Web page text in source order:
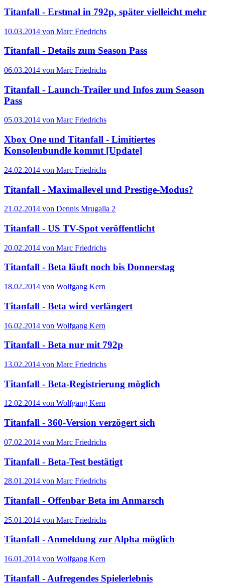
Titanfall - Erstmal in 792p, später vielleicht mehr
10.03.2014 von Marc Friedrichs
Titanfall - Details zum Season Pass
06.03.2014 von Marc Friedrichs
Titanfall - Launch-Trailer und Infos zum Season
Pass
05.03.2014 von Marc Friedrichs
Xbox One und Titanfall - Limitiertes
Konsolenbundle kommt [Update]
24.02.2014 von Marc Friedrichs
Titanfall - Maximallevel und Prestige-Modus?
21.02.2014 von Dennis Mrugalla 2
Titanfall - US TV-Spot veröffentlicht
20.02.2014 von Marc Friedrichs
Titanfall - Beta läuft noch bis Donnerstag
18.02.2014 von Wolfgang Kern
Titanfall - Beta wird verlängert
16.02.2014 von Wolfgang Kern
Titanfall - Beta nur mit 792p
13.02.2014 von Marc Friedrichs
Titanfall - Beta-Registrierung möglich
12.02.2014 von Wolfgang Kern
Titanfall - 360-Version verzögert sich
07.02.2014 von Marc Friedrichs
Titanfall - Beta-Test bestätigt
28.01.2014 von Marc Friedrichs
Titanfall - Offenbar Beta im Anmarsch
25.01.2014 von Marc Friedrichs
Titanfall - Anmeldung zur Alpha möglich
16.01.2014 von Wolfgang Kern
Titanfall - Aufregendes Spielerlebnis